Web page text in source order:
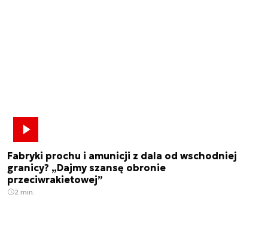
Fabryki prochu i amunicji z dala od wschodniej
granicy? „Dajmy szansę obronie
przeciwrakietowej”
2 min.